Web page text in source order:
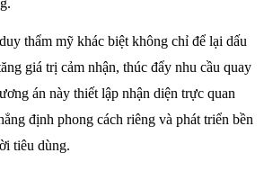
thẩm mỹ khác biệt không chỉ để lại dấu
giá trị cảm nhận, thúc đẩy nhu cầu quay
án này thiết lập nhận diện trực quan
định phong cách riêng và phát triển bền
tiêu dùng.